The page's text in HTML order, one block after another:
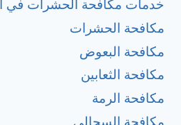
خدمات مكافحة الحشرات في
مكافحة الحشرات
مكافحة البعوض
مكافحة الثعابين
مكافحة الرمة